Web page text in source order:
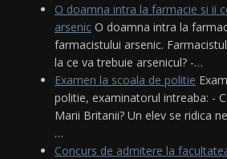
O doamna intra la farmacie si ii
arsenic O doamna intra la
farmacistului arsenic.
la ce va trebuie arsenicul? -…
Examen la scoala de politie
politie, examinatorul intreaba: -
Marii Britanii? Un elev se ridica
…
Concurs de admitere la